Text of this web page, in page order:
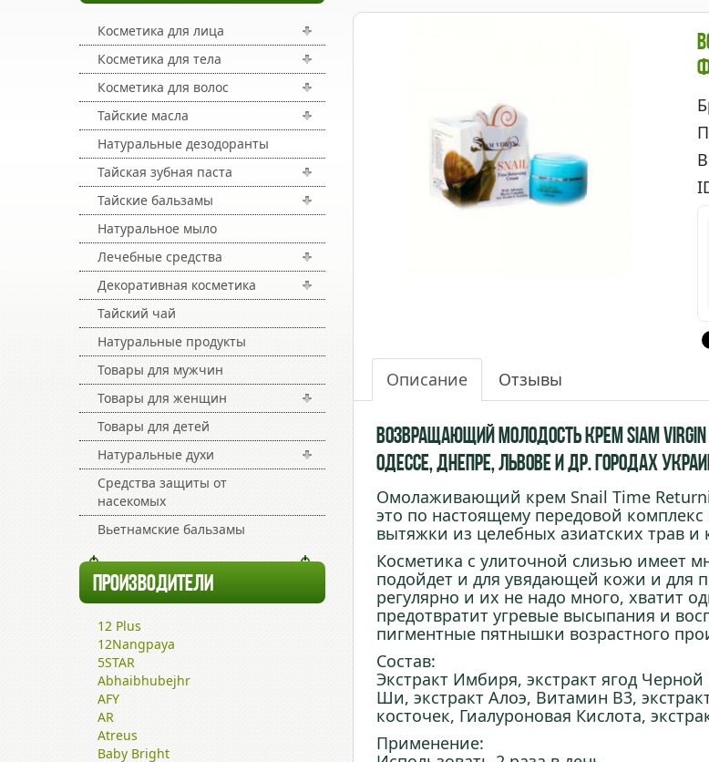
Косметика для лица
Косметика для тела
Косметика для волос
Тайские масла
Натуральные дезодоранты
Тайская зубная паста
Тайские бальзамы
Натуральное мыло
Лечебные средства
Декоративная косметика
Тайский чай
Натуральные продукты
Товары для мужчин
Товары для женщин
Товары для детей
Натуральные духи
Средства защиты от
насекомых
Вьетнамские бальзамы
ПРОИЗВОДИТЕЛИ
12 Plus
12Nangpaya
5STAR
Abhaibhubejhr
AFY
AR
Atreus
Baby Bright
Описание Отзывы
Возвращающий молодость крем Siam Virgin
Одессе, Днепре, Львове и др. городах
Омолаживающий крем Snail Time
это по настоящему передовой
вытяжки из целебных азиатских трав
Косметика с улиточной слизью имеет
подойдет и для увядающей кожи и для
регулярно и их не надо много, хватит
предотвратит угревые высыпания и
пигментные пятнышки возрастного
Состав:
Экстракт Имбиря, экстракт ягод
Ши, экстракт Алоэ, Витамин В3,
косточек, Гиалуроновая Кислота,
Применение: